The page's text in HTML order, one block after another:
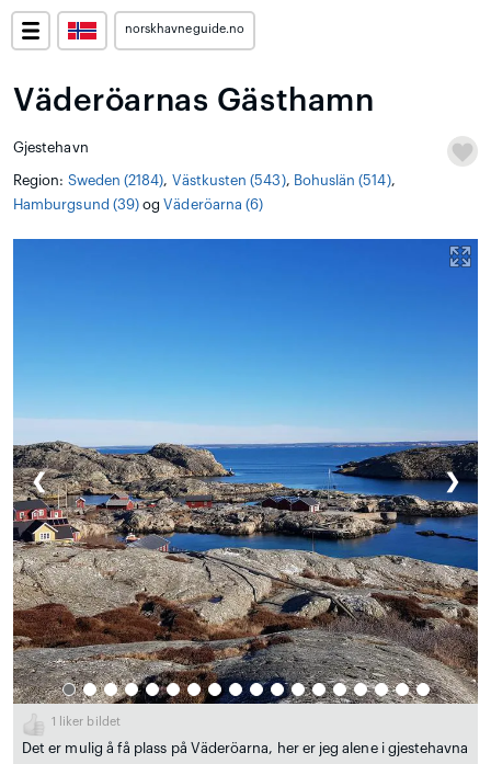
norskhavneguide.no
Väderöarnas Gästhamn
Gjestehavn
Region: Sweden (2184), Västkusten (543), Bohuslän (514),
Hamburgsund (39) ogVäderöarna (6)
❮ ❯
1 liker bildet
Det er mulig å få plass på Väderöarna, her er jeg alene i gjestehavna